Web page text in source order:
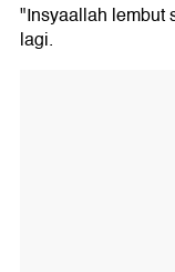
"Insyaallah lembut
lagi.